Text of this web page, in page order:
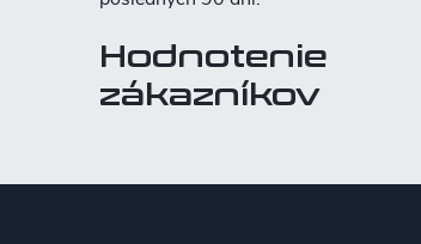
Hodnotenie
zákazníkov